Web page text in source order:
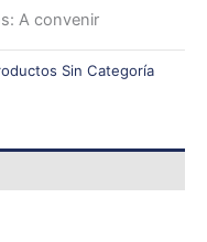
A convenir
Sin Categoría